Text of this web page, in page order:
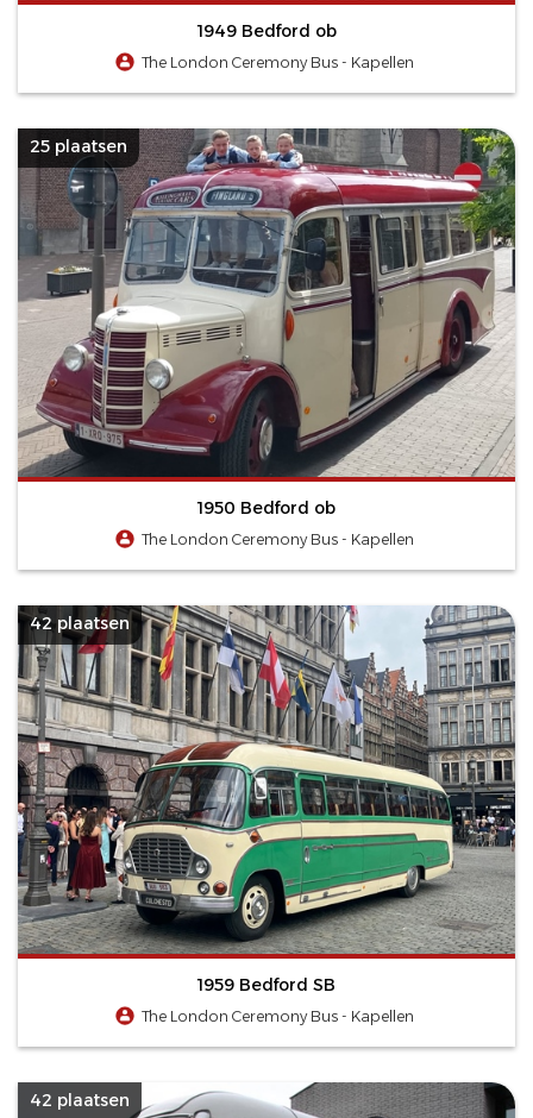
1949 Bedford ob
The London Ceremony Bus - Kapellen
25 plaatsen
1950 Bedford ob
The London Ceremony Bus - Kapellen
42 plaatsen
1959 Bedford SB
The London Ceremony Bus - Kapellen
42 plaatsen